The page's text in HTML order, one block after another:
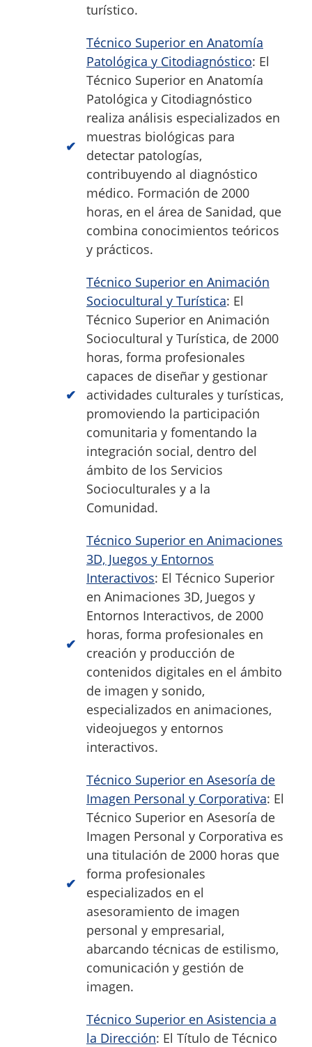
turístico.
Técnico Superior en Anatomía
Patológica y Citodiagnóstico: El
Técnico Superior en Anatomía
Patológica y Citodiagnóstico
realiza análisis especializados en
muestras biológicas para
detectar patologías,
contribuyendo al diagnóstico
médico. Formación de 2000
horas, en el área de Sanidad, que
combina conocimientos teóricos
y prácticos.
Técnico Superior en Animación
Sociocultural y Turística: El
Técnico Superior en Animación
Sociocultural y Turística, de 2000
horas, forma profesionales
capaces de diseñar y gestionar
actividades culturales y turísticas,
promoviendo la participación
comunitaria y fomentando la
integración social, dentro del
ámbito de los Servicios
Socioculturales y a la
Comunidad.
Técnico Superior en Animaciones
3D, Juegos y Entornos
Interactivos: El Técnico Superior
en Animaciones 3D, Juegos y
Entornos Interactivos, de 2000
horas, forma profesionales en
creación y producción de
contenidos digitales en el ámbito
de imagen y sonido,
especializados en animaciones,
videojuegos y entornos
interactivos.
Técnico Superior en Asesoría de
Imagen Personal y Corporativa: El
Técnico Superior en Asesoría de
Imagen Personal y Corporativa es
una titulación de 2000 horas que
forma profesionales
especializados en el
asesoramiento de imagen
personal y empresarial,
abarcando técnicas de estilismo,
comunicación y gestión de
imagen.
Técnico Superior en Asistencia a
la Dirección: El Título de Técnico